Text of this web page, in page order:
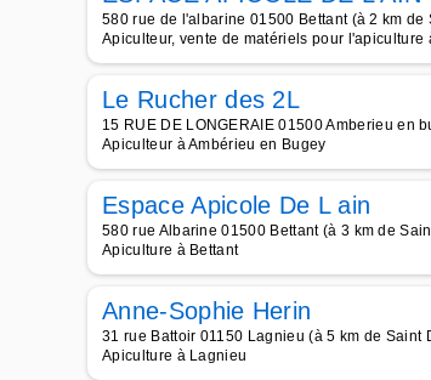
580 rue de l'albarine 01500 Bettant (à 2 km de
Apiculteur, vente de matériels pour l'apiculture
Le Rucher des 2L
15 RUE DE LONGERAIE 01500 Amberieu en
Apiculteur à Ambérieu en Bugey
Espace Apicole De L ain
580 rue Albarine 01500 Bettant (à 3 km de
Apiculture à Bettant
Anne-Sophie Herin
31 rue Battoir 01150 Lagnieu (à 5 km de Saint
Apiculture à Lagnieu